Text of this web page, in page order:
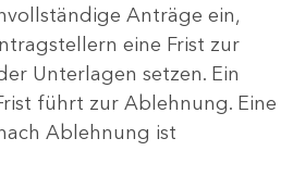
Anträge ein,
eine Frist zur
Unterlagen setzen. Ein
führt zur Ablehnung. Eine
Ablehnung ist